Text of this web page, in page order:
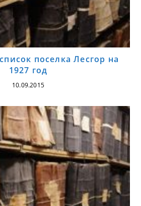
поселка Лесгор на
1927 год
10.09.2015